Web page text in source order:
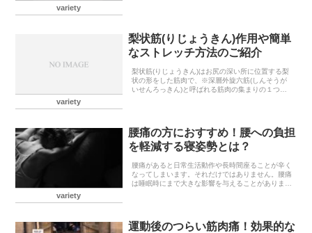
variety
variety
梨状筋(りじょうきん)作用や簡単
なストレッチ方法のご紹介
梨状筋(りじょうきん)はお尻の深い所に位置する梨
状の形をした筋肉で、※深層外旋六筋(しんそうが
いせんろっきん)と呼ばれる筋肉の集まりの１つと
variety
腰痛の方におすすめ！腰への負担
を軽減する寝姿勢とは？
腰痛があると日常生活動作や長時間座ることが辛く
なってしまいます。それだけではありません。腰痛
は睡眠時にまで大きな影響を与えることがありま
運動後のつらい筋肉痛！効果的な